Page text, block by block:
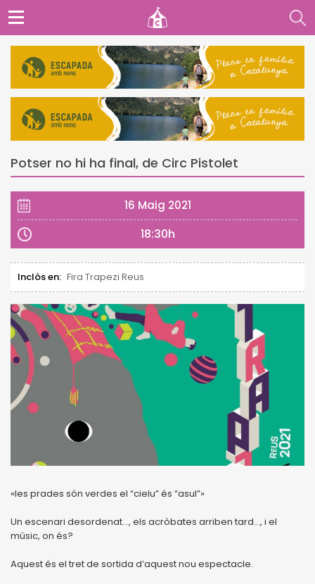
Potser no hi ha final, de Circ Pistolet
16 Maig 2021
18:30h
Inclòs en: Fira Trapezi Reus
«les prades són verdes el “cielu” és “asul”»
Un escenari desordenat…, els acròbates arriben tard…, i el
músic, on és?
Aquest és el tret de sortida d’aquest nou espectacle.